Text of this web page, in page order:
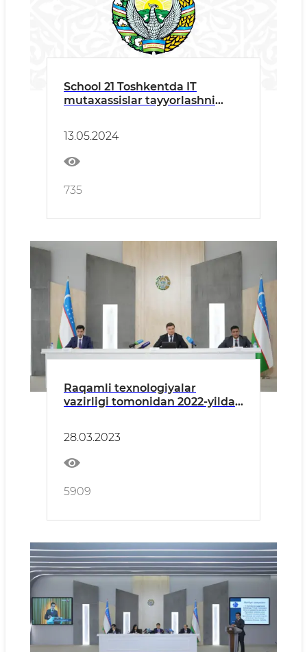
School 21 Toshkentda IT
mutaxassislar tayyorlashni
13.05.2024
735
Raqamli texnologiyalar
vazirligi tomonidan 2022-yilda
bo‘lib o‘tdi
28.03.2023
5909